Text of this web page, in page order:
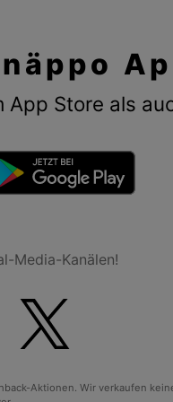
Store als
Media-Kanälen!
Aktionen. Wir verkaufen